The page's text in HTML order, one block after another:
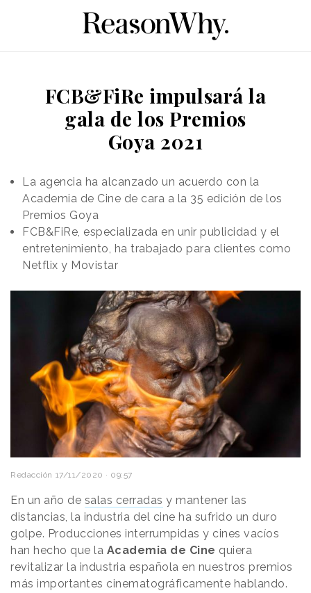
FCB&FiRe impulsará la
gala de los Premios
Goya 2021
La agencia ha alcanzado un acuerdo con la
Academia de Cine de cara a la 35 edición de los
Premios Goya
FCB&FiRe, especializada en unir publicidad y el
entretenimiento, ha trabajado para clientes como
Netflix y Movistar
Redacción 17/11/2020 · 09:57
En un año de salas cerradas y mantener las
distancias, la industria del cine ha sufrido un duro
golpe. Producciones interrumpidas y cines vacíos
han hecho que la Academia de Cine quiera
revitalizar la industria española en nuestros premios
más importantes cinematográficamente hablando.